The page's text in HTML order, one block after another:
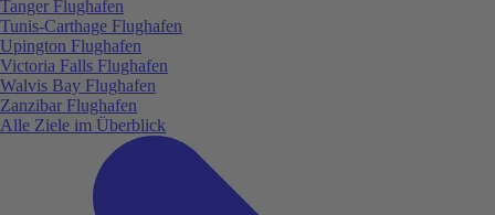
Tanger Flughafen
Tunis-Carthage Flughafen
Upington Flughafen
Victoria Falls Flughafen
Walvis Bay Flughafen
Zanzibar Flughafen
Alle Ziele im Überblick